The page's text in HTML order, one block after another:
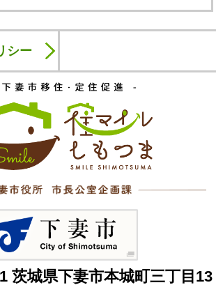
シー
茨城県下妻市本城町三丁目13